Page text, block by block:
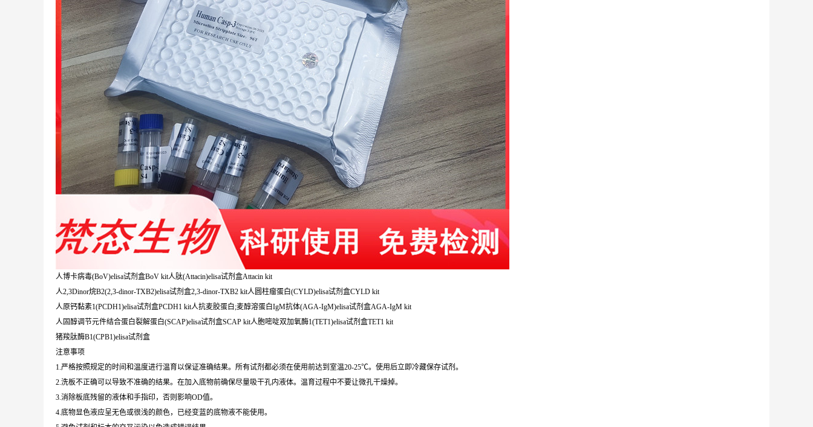
人博卡病毒(BoV)elisa试剂盒BoV kit人肽(Attacin)elisa试剂盒Attacin kit
人2,3Dinor烷B2(2,3-dinor-TXB2)elisa试剂盒2,3-dinor-TXB2 kit人圆柱瘤蛋白(CYLD)elisa试剂盒CYLD kit
人原钙黏素1(PCDH1)elisa试剂盒PCDH1 kit人抗麦胶蛋白;麦醇溶蛋白IgM抗体(AGA-IgM)elisa试剂盒AGA-IgM kit
人固醇调节元件结合蛋白裂解蛋白(SCAP)elisa试剂盒SCAP kit人胞嘧啶双加氧酶1(TET1)elisa试剂盒TET1 kit
猪羧肽酶B1(CPB1)elisa试剂盒
注意事项
1.严格按照规定的时间和温度进行温育以保证准确结果。所有试剂都必须在使用前达到室温20-25℃。使用后立即冷藏保存试剂。
2.洗板不正确可以导致不准确的结果。在加入底物前确保尽量吸干孔内液体。温育过程中不要让微孔干燥掉。
3.消除板底残留的液体和手指印，否则影响OD值。
4.底物显色液应呈无色或很浅的颜色，已经变蓝的底物液不能使用。